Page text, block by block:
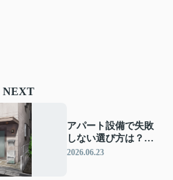
NEXT
アパート設備で失敗
しない選び方は？一
人暮らしにおすすめ
2026.06.23